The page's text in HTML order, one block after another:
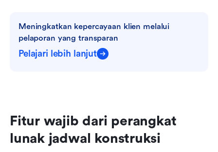
Meningkatkan kepercayaan klien melalui
pelaporan yang transparan
Pelajari lebih lanjut
Fitur wajib dari perangkat
lunak jadwal konstruksi